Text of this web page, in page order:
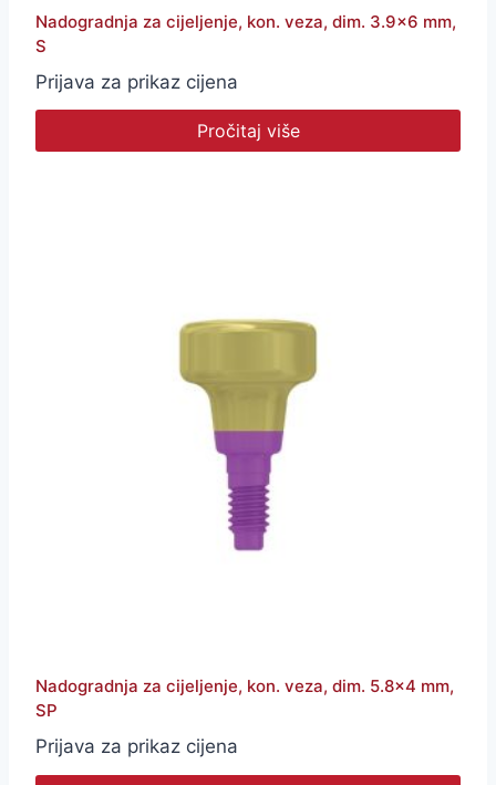
Nadogradnja za cijeljenje, kon. veza, dim. 3.9×6 mm,
S
Prijava za prikaz cijena
Pročitaj više
Nadogradnja za cijeljenje, kon. veza, dim. 5.8×4 mm,
SP
Prijava za prikaz cijena